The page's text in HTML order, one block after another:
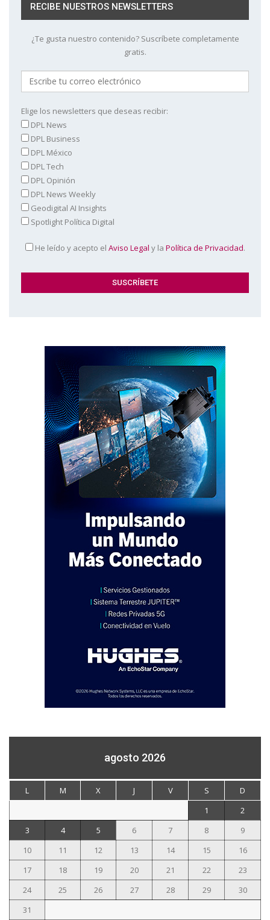
RECIBE NUESTROS NEWSLETTERS
¿Te gusta nuestro contenido? Suscríbete completamente
gratis.
Elige los newsletters que deseas recibir:
DPL News
DPL Business
DPL México
DPL Tech
DPL Opinión
DPL News Weekly
Geodigital AI Insights
Spotlight Política Digital
He leído y acepto el Aviso Legal y la Política de Privacidad.
agosto 2026
L M X J V S
D
1
2
3
4 5 6 7 8
9
10
11 12 13 14 15
16
17
18 19 20 21 22
23
24
25 26 27 28 29
30
31